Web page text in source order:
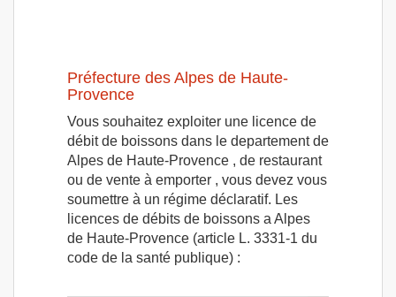
Préfecture des Alpes de Haute-
Provence
Vous souhaitez exploiter une licence de
débit de boissons dans le departement de
Alpes de Haute-Provence , de restaurant
ou de vente à emporter , vous devez vous
soumettre à un régime déclaratif. Les
licences de débits de boissons a Alpes
de Haute-Provence (article L. 3331-1 du
code de la santé publique) :